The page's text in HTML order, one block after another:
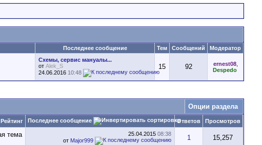
Последнее сообщение Тем Сообщений Модератор
Схемы, сервис мануалы...
от Alek_S
24.06.2016 10:48
15 92 ernest08,
Despedo
Опции раздела
Рейтинг Последнее сообщение Ответов Просмотров
25.04.2015 08:38
от Major999 1 15,257